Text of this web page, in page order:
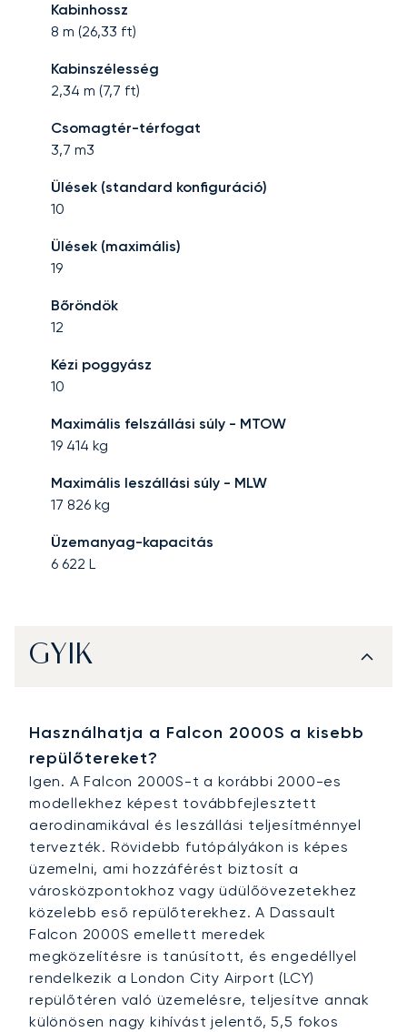
Kabinhossz
8 m (26,33 ft)
Kabinszélesség
2,34 m (7,7 ft)
Csomagtér-térfogat
3,7 m3
Ülések (standard konfiguráció)
10
Ülések (maximális)
19
Bőröndök
12
Kézi poggyász
10
Maximális felszállási súly - MTOW
19 414 kg
Maximális leszállási súly - MLW
17 826 kg
Üzemanyag-kapacitás
6 622 L
GYIK
Használhatja a Falcon 2000S a kisebb
repülőtereket?
Igen. A Falcon 2000S-t a korábbi 2000-es
modellekhez képest továbbfejlesztett
aerodinamikával és leszállási teljesítménnyel
tervezték. Rövidebb futópályákon is képes
üzemelni, ami hozzáférést biztosít a
városközpontokhoz vagy üdülőövezetekhez
közelebb eső repülőterekhez. A Dassault
Falcon 2000S emellett meredek
megközelítésre is tanúsított, és engedéllyel
rendelkezik a London City Airport (LCY)
repülőtéren való üzemelésre, teljesítve annak
különösen nagy kihívást jelentő, 5,5 fokos